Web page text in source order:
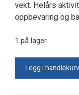
vekt. Helårs
oppbevaring og
1 på lager
Bowling
Legg i handlekurv